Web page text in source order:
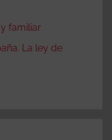
familiar
La ley de